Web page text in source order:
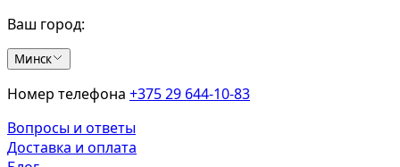
Ваш город:
Минск
Номер телефона +375 29 644-10-83
Вопросы и ответы
Доставка и оплата